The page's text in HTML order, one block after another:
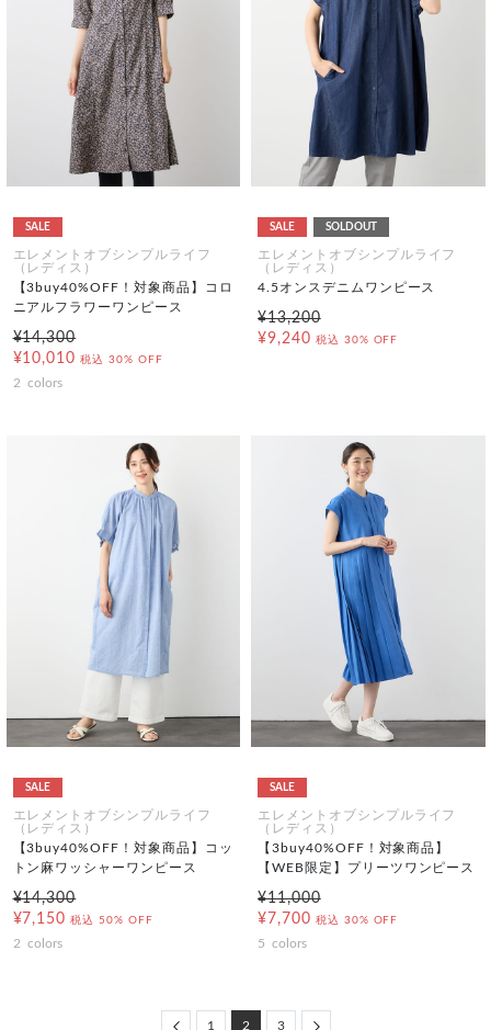
SALE
エレメントオブシンプルライフ
（レディス）
【3buy40%OFF！対象商品】コロ
ニアルフラワーワンピース
¥14,300
¥10,010 税込 30% OFF
2 colors
SALE SOLDOUT
エレメントオブシンプルライフ
（レディス）
4.5オンスデニムワンピース
¥13,200
¥9,240 税込 30% OFF
SALE
エレメントオブシンプルライフ
（レディス）
【3buy40%OFF！対象商品】コッ
トン麻ワッシャーワンピース
¥14,300
¥7,150 税込 50% OFF
2 colors
SALE
エレメントオブシンプルライフ
（レディス）
【3buy40%OFF！対象商品】
【WEB限定】プリーツワンピース
¥11,000
¥7,700 税込 30% OFF
5 colors
Previous
1 2 3 Next